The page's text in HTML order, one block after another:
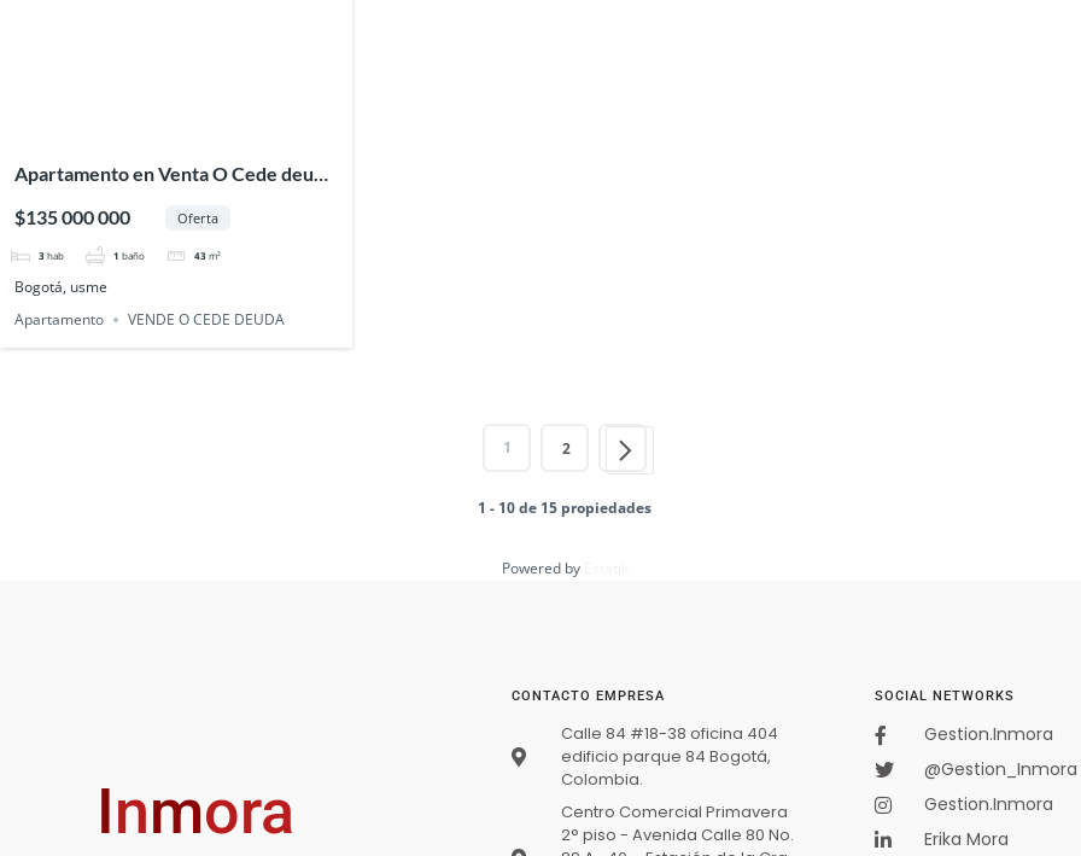
Apartamento en Venta O Cede deuda
$135 000 000 Oferta
3 hab 1 baño 43 m²
Bogotá, usme
Apartamento
VENDE O CEDE DEUDA
1 2
1 - 10 de 15 propiedades
Powered by
Inmora
CONTACTO EMPRESA
Calle 84 #18-38 oficina 404
edificio parque 84 Bogotá,
Colombia.
Centro Comercial Primavera
2° piso - Avenida Calle 80 No.
SOCIAL NETWORKS
Gestion.Inmora
@Gestion_Inmora
Gestion.Inmora
Erika Mora